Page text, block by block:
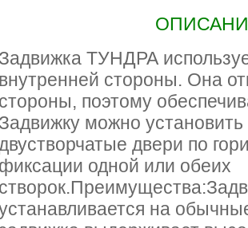
Задвижка ТУНДРА
внутренней стороны. Она
стороны, поэтому
Задвижку можно
двери по
фиксации одной или обеих
на